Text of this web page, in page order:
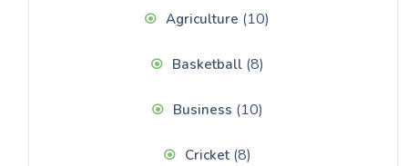
Agriculture (10)
Basketball(8)
Business (10)
Cricket(8)